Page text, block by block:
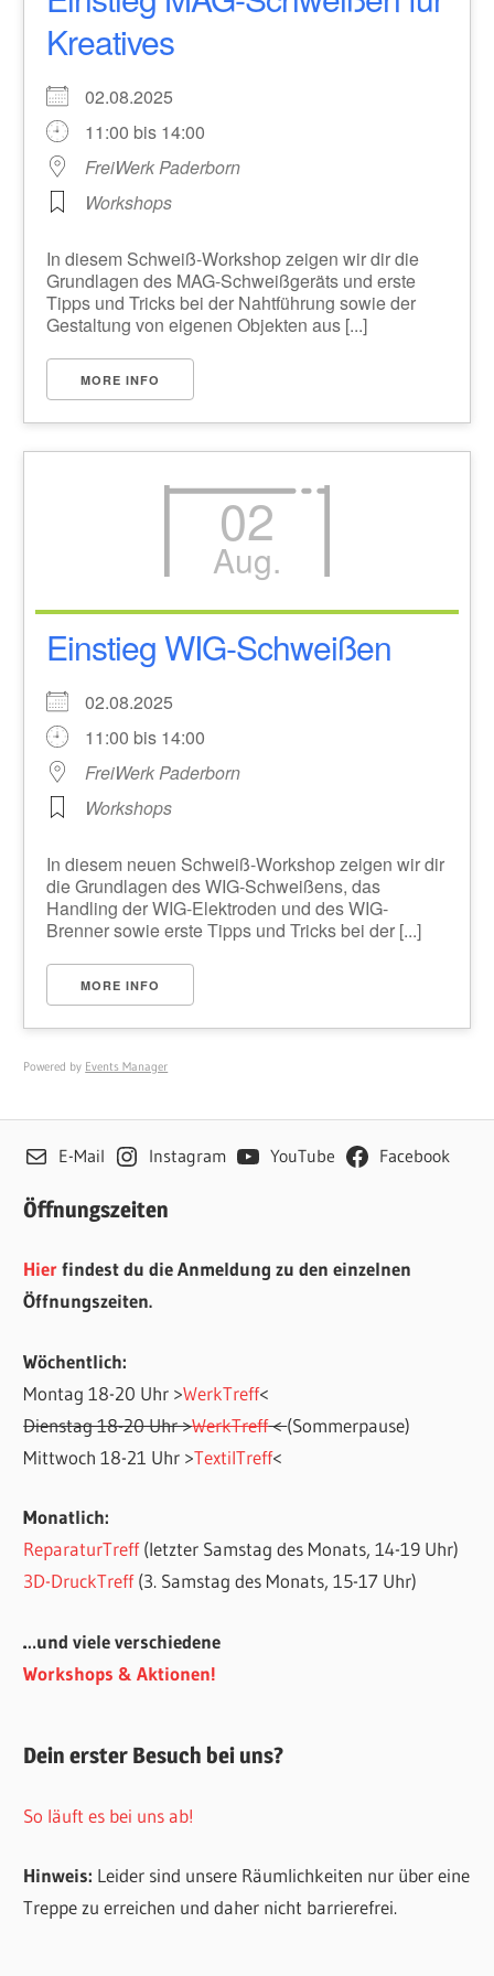
Kreatives
02.08.2025
11:00 bis 14:00
FreiWerk Paderborn
Workshops
In diesem Schweiß-Workshop zeigen wir dir die
Grundlagen des MAG-Schweißgeräts und erste
Tipps und Tricks bei der Nahtführung sowie der
Gestaltung von eigenen Objekten aus [...]
MORE INFO
02
Aug.
Einstieg WIG-Schweißen
02.08.2025
11:00 bis 14:00
FreiWerk Paderborn
Workshops
In diesem neuen Schweiß-Workshop zeigen wir dir
die Grundlagen des WIG-Schweißens, das
Handling der WIG-Elektroden und des WIG-
Brenner sowie erste Tipps und Tricks bei der [...]
MORE INFO
Powered by Events Manager
E-Mail Instagram YouTube Facebook
Öffnungszeiten
Hierfindest du die Anmeldung zu den einzelnen
Öffnungszeiten.
Wöchentlich:
Montag 18-20 Uhr >WerkTreff<
Dienstag 18-20 Uhr >WerkTreff<(Sommerpause)
Mittwoch 18-21 Uhr >TextilTreff<
Monatlich:
ReparaturTreff(letzter Samstag des Monats, 14-19 Uhr)
3D-DruckTreff(3. Samstag des Monats, 15-17 Uhr)
…und viele verschiedene
Workshops & Aktionen!
Dein erster Besuch bei uns?
So läuft es bei uns ab!
Hinweis: Leider sind unsere Räumlichkeiten nur über eine
Treppe zu erreichen und daher nicht barrierefrei.